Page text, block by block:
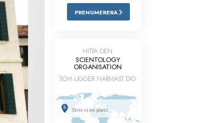
Verktyg för arbetslivet
Etik och tillstånden
Orsaken till undertryckande
Undersökningar
Organiseringens grunder
PRENUMERERA
HITTA DEN
SCIENTOLOGY
ORGANISATION
SOM LIGGER NÄRMAST DIG